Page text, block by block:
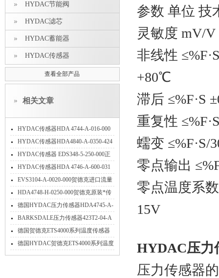
HYDAC节能阀
HYDAC滤芯
HYDAC蓄能器
HYDAC传感器
查看全部产品
相关文章
HYDAC传感器HDA 4744-A-016-000
应用
HYDAC传感器HDA4840-A-0350-424
特点
HYDAC传感器 EDS348-5-250-000正
确使用方法
HYDAC传感器HDA 4746-A-600-031
介绍
EVS3104-A-0020-000贺德克进口流量
传感器技术参数简介
HDA4748-H-0250-000贺德克原装*传
感器技术详解
德国HYDAC压力传感器HDA4745-A-
016-000现货当天发货
BARKSDALE压力传感器423T2-04-A
压力使用范围
德国贺德克ETS4000系列温度传感器
产品介绍
德国HYDAC贺德克ETS4000系列温度
传感器产品介绍
参数 单位 技
灵敏度 mV/V
非线性
+80℃
滞后 ≤%F·S
重复性
蠕变 ≤%F·S/
零点输出
零点温度系
15V
HYDAC压力
压力传感器